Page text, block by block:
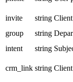
invite
string
group
string
intent
string
crm_link string